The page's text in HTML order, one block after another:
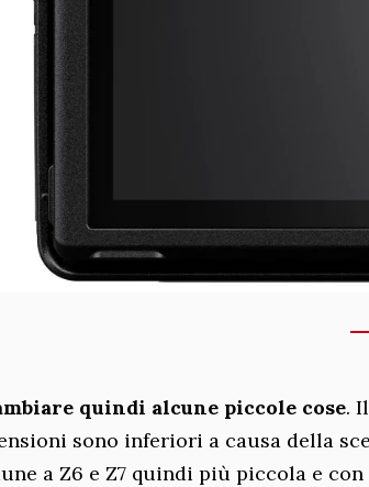
quindi alcune piccole cose.
sono inferiori a causa della
a Z6 e Z7 quindi più piccola e